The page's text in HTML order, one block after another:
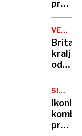
Karma
je
psica,
Nico
pa
njen
sin
VELIKA
kralj
zaradi
raka
SIMBOL
kombi